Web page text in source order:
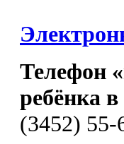
Телефон
ребёнка
(3452) 55-